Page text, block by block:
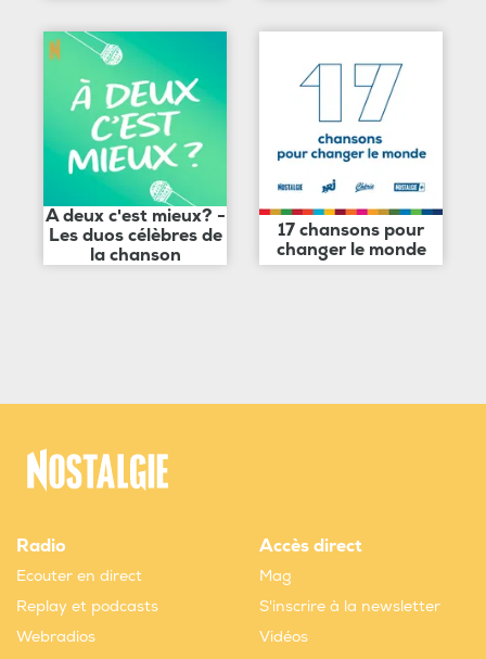
A deux c'est mieux? -
Les duos célèbres de
la chanson
17 chansons pour
changer le monde
Radio
Ecouter en direct
Replay et podcasts
Webradios
Accès direct
Mag
S'inscrire à la newsletter
Vidéos